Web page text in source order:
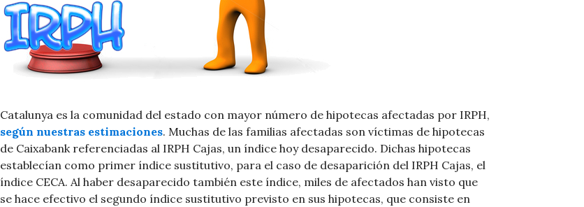
Catalunya es la comunidad del estado con mayor número de hipotecas afectadas por IRPH,
según nuestras estimaciones. Muchas de las familias afectadas son víctimas de hipotecas
de Caixabank referenciadas al IRPH Cajas, un índice hoy desaparecido. Dichas hipotecas
establecían como primer índice sustitutivo, para el caso de desaparición del IRPH Cajas, el
índice CECA. Al haber desaparecido también este índice, miles de afectados han visto que
se hace efectivo el segundo índice sustitutivo previsto en sus hipotecas, que consiste en